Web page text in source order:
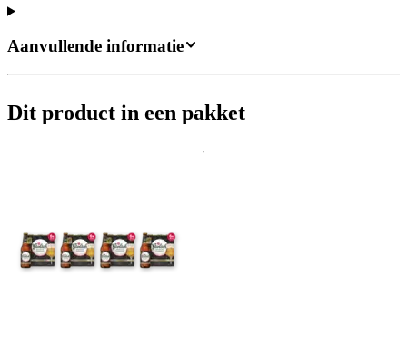
Aanvullende informatie
Dit product in een pakket